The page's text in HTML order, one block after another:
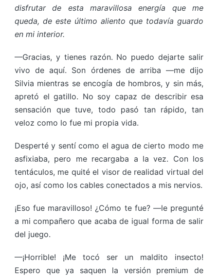
disfrutar de esta maravillosa energía que me
queda, de este último aliento que todavía guardo
en mi interior.
—Gracias, y tienes razón. No puedo dejarte salir
vivo de aquí. Son órdenes de arriba —me dijo
Silvia mientras se encogía de hombros, y sin más,
apretó el gatillo. No soy capaz de describir esa
sensación que tuve, todo pasó tan rápido, tan
veloz como lo fue mi propia vida.
Desperté y sentí como el agua de cierto modo me
asfixiaba, pero me recargaba a la vez. Con los
tentáculos, me quité el visor de realidad virtual del
ojo, así como los cables conectados a mis nervios.
¡Eso fue maravilloso! ¿Cómo te fue? —le pregunté
a mi compañero que acaba de igual forma de salir
del juego.
—¡Horrible! ¡Me tocó ser un maldito insecto!
Espero que ya saquen la versión premium de